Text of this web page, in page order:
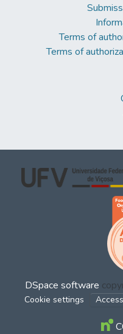
Terms of
Terms of
DSpace software
Cookie settings